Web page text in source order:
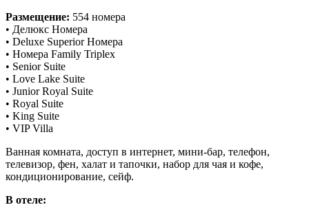
Размещение: 554 номера
• Делюкс Номера
• Deluxe Superior Номера
• Номера Family Triplex
• Senior Suite
• Love Lake Suite
• Junior Royal Suite
• Royal Suite
• King Suite
• VIP Villa
Ванная комната, доступ в интернет, мини-бар, телефон,
телевизор, фен, халат и тапочки, набор для чая и кофе,
кондиционирование, сейф.
В отеле: